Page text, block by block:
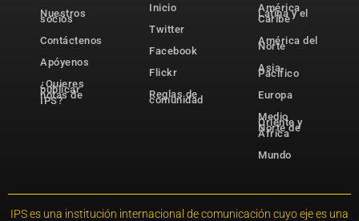
Nuestros
socios
Contáctenos
Apóyenos
¿Quieres
publicar
notas de
IPS?
Inicio
Twitter
Facebook
Flickr
Reglas de
comunidad
América
Latina y el
Caribe
América del
Norte
Asia-
Pacífico
Europa
Medio
Oriente y
Norte de
África
Mundo
IPS es una institución internacional de comunicación cuyo eje es una